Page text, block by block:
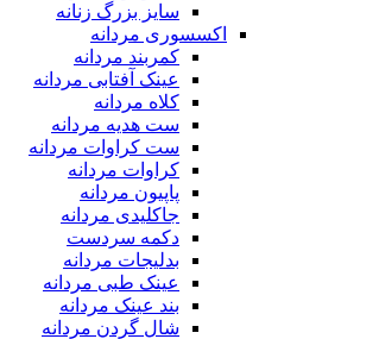
سایز بزرگ زنانه
اکسسوری مردانه
کمربند مردانه
عینک آفتابی مردانه
کلاه مردانه
ست هدیه مردانه
ست کراوات مردانه
کراوات مردانه
پاپیون مردانه
جاکلیدی مردانه
دکمه سردست
بدلیجات مردانه
عینک طبی مردانه
بند عینک مردانه
شال گردن مردانه